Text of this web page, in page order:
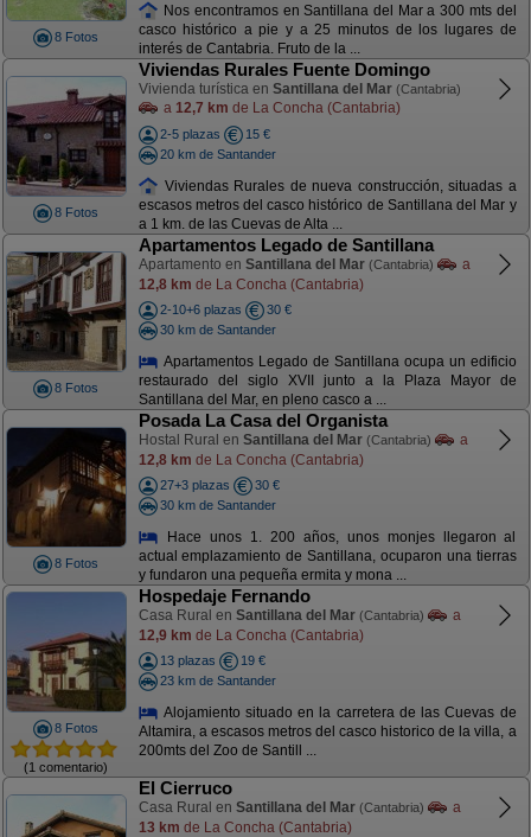
8 Fotos
Nos encontramos en Santillana del Mar a 300 mts del
casco histórico a pie y a 25 minutos de los lugares de
interés de Cantabria. Fruto de la ...
8 Fotos
Viviendas Rurales Fuente Domingo
Vivienda turística en Santillana del Mar (Cantabria)
a 12,7 km de La Concha (Cantabria)
2-5 plazas
15 €
20 km de Santander
Viviendas Rurales de nueva construcción, situadas a
escasos metros del casco histórico de Santillana del Mar y
a 1 km. de las Cuevas de Alta ...
8 Fotos
Apartamentos Legado de Santillana
Apartamento en Santillana del Mar (Cantabria)
a
12,8 km de La Concha (Cantabria)
2-10+6 plazas
30 €
30 km de Santander
Apartamentos Legado de Santillana ocupa un edificio
restaurado del siglo XVII junto a la Plaza Mayor de
Santillana del Mar, en pleno casco a ...
8 Fotos
Posada La Casa del Organista
Hostal Rural en Santillana del Mar (Cantabria)
a
12,8 km de La Concha (Cantabria)
27+3 plazas
30 €
30 km de Santander
Hace unos 1. 200 años, unos monjes llegaron al
actual emplazamiento de Santillana, ocuparon una tierras
y fundaron una pequeña ermita y mona ...
8 Fotos
(1 comentario)
Hospedaje Fernando
Casa Rural en Santillana del Mar (Cantabria)
a
12,9 km de La Concha (Cantabria)
13 plazas
19 €
23 km de Santander
Alojamiento situado en la carretera de las Cuevas de
Altamira, a escasos metros del casco historico de la villa, a
200mts del Zoo de Santill ...
El Cierruco
Casa Rural en Santillana del Mar (Cantabria)
a
13 km de La Concha (Cantabria)